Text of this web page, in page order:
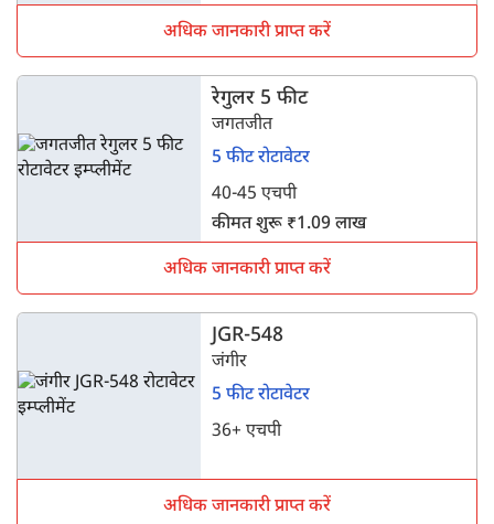
अधिक जानकारी प्राप्त करें
रेगुलर 5 फीट
जगतजीत
5 फीट रोटावेटर
40-45 एचपी
कीमत शुरू ₹1.09 लाख
अधिक जानकारी प्राप्त करें
JGR-548
जंगीर
5 फीट रोटावेटर
36+ एचपी
अधिक जानकारी प्राप्त करें